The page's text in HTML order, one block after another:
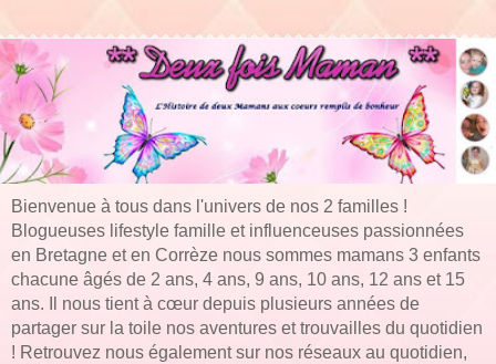
Bienvenue à tous dans l'univers de nos 2 familles !
Blogueuses lifestyle famille et influenceuses passionnées
en Bretagne et en Corrèze nous sommes mamans 3 enfants
chacune âgés de 2 ans, 4 ans, 9 ans, 10 ans, 12 ans et 15
ans. Il nous tient à cœur depuis plusieurs années de
partager sur la toile nos aventures et trouvailles du quotidien
! Retrouvez nous également sur nos réseaux au quotidien,